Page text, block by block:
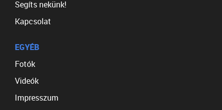
Segíts nekünk!
Kapcsolat
EGYÉB
Fotók
Videók
Impresszum